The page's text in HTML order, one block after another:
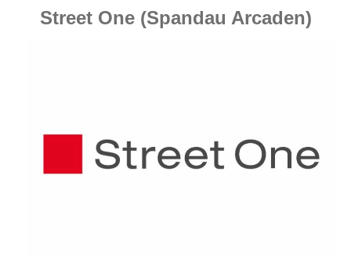
Street One (Spandau Arcaden)